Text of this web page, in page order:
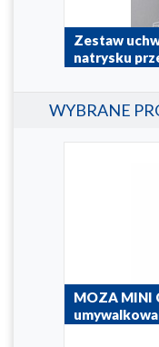
Zestaw
natrysku
845-200-00
WYBRANE
MOZA MINI